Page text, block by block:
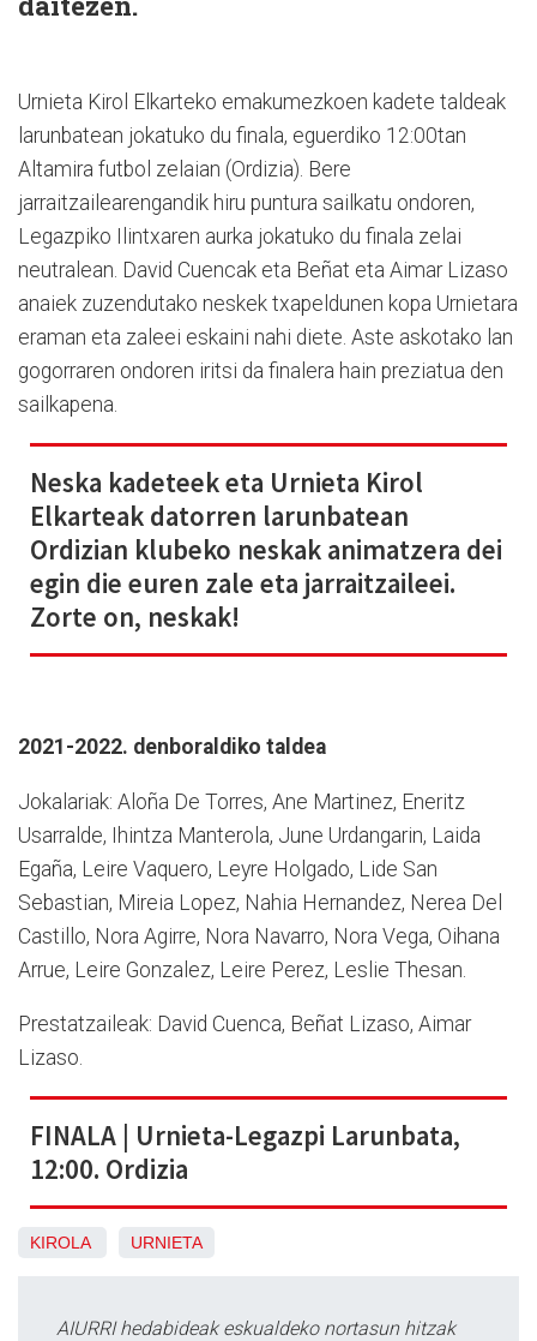
Urnieta Kirol Elkarteko emakumezkoen kadete taldeak
larunbatean jokatuko du finala, eguerdiko 12:00tan
Altamira futbol zelaian (Ordizia). Bere
jarraitzailearengandik hiru puntura sailkatu ondoren,
Legazpiko Ilintxaren aurka jokatuko du finala zelai
neutralean. David Cuencak eta Beñat eta Aimar Lizaso
anaiek zuzendutako neskek txapeldunen kopa Urnietara
eraman eta zaleei eskaini nahi diete. Aste askotako lan
gogorraren ondoren iritsi da finalera hain preziatua den
sailkapena.
Neska kadeteek eta Urnieta Kirol
Elkarteak datorren larunbatean
Ordizian klubeko neskak animatzera dei
egin die euren zale eta jarraitzaileei.
Zorte on, neskak!
2021-2022. denboraldiko taldea
Jokalariak: Aloña De Torres, Ane Martinez, Eneritz
Usarralde, Ihintza Manterola, June Urdangarin, Laida
Egaña, Leire Vaquero, Leyre Holgado, Lide San
Sebastian, Mireia Lopez, Nahia Hernandez, Nerea Del
Castillo, Nora Agirre, Nora Navarro, Nora Vega, Oihana
Arrue, Leire Gonzalez, Leire Perez, Leslie Thesan.
Prestatzaileak: David Cuenca, Beñat Lizaso, Aimar
Lizaso.
FINALA | Urnieta-Legazpi Larunbata,
12:00. Ordizia
KIROLA URNIETA
AIURRI hedabideak eskualdeko nortasun hitzak